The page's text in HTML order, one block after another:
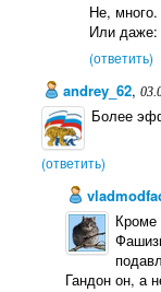
Не,
Или даже:
(ответить)
andrey_62,
Более
(ответить)
Кроме
Гандон он, а